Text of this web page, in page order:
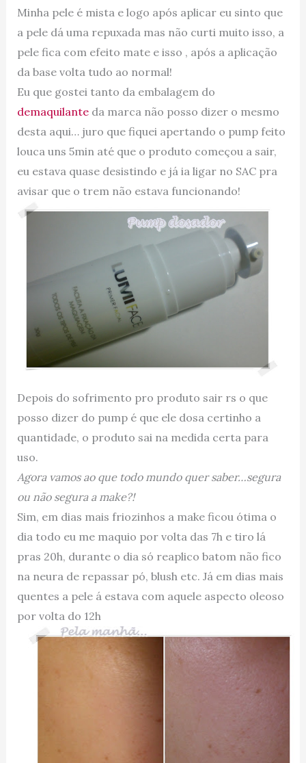
Minha pele é mista e logo após aplicar eu sinto que
a pele dá uma repuxada mas não curti muito isso, a
pele fica com efeito mate e isso , após a aplicação
da base volta tudo ao normal!
Eu que gostei tanto da embalagem do
demaquilanteda marca não posso dizer o mesmo
desta aqui… juro que fiquei apertando o pump feito
louca uns 5min até que o produto começou a sair,
eu estava quase desistindo e já ia ligar no SAC pra
avisar que o trem não estava funcionando!
Depois do sofrimento pro produto sair rs o que
posso dizer do pump é que ele dosa certinho a
quantidade, o produto sai na medida certa para
uso.
Agora vamos ao que todo mundo quer saber…segura
ou não segura a make?!
Sim, em dias mais friozinhos a make ficou ótima o
dia todo eu me maquio por volta das 7h e tiro lá
pras 20h, durante o dia só reaplico batom não fico
na neura de repassar pó, blush etc. Já em dias mais
quentes a pele á estava com aquele aspecto oleoso
por volta do 12h